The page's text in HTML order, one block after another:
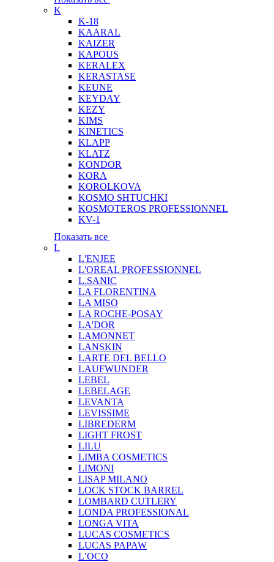
K
K-18
KAARAL
KAIZER
KAPOUS
KERALEX
KERASTASE
KEUNE
KEYDAY
KEZY
KIMS
KINETICS
KLAPP
KLATZ
KONDOR
KORA
KOROLKOVA
KOSMO SHTUCHKI
KOSMOTEROS PROFESSIONNEL
KV-1
Показать все
L
L'ENJEE
L'OREAL PROFESSIONNEL
L.SANIC
LA FLORENTINA
LA MISO
LA ROCHE-POSAY
LA'DOR
LAMONNET
LANSKIN
LARTE DEL BELLO
LAUFWUNDER
LEBEL
LEBELAGE
LEVANTA
LEVISSIME
LIBREDERM
LIGHT FROST
LILU
LIMBA COSMETICS
LIMONI
LISAP MILANO
LOCK STOCK BARREL
LOMBARD CUTLERY
LONDA PROFESSIONAL
LONGA VITA
LUCAS COSMETICS
LUCAS PAPAW
L’OCO